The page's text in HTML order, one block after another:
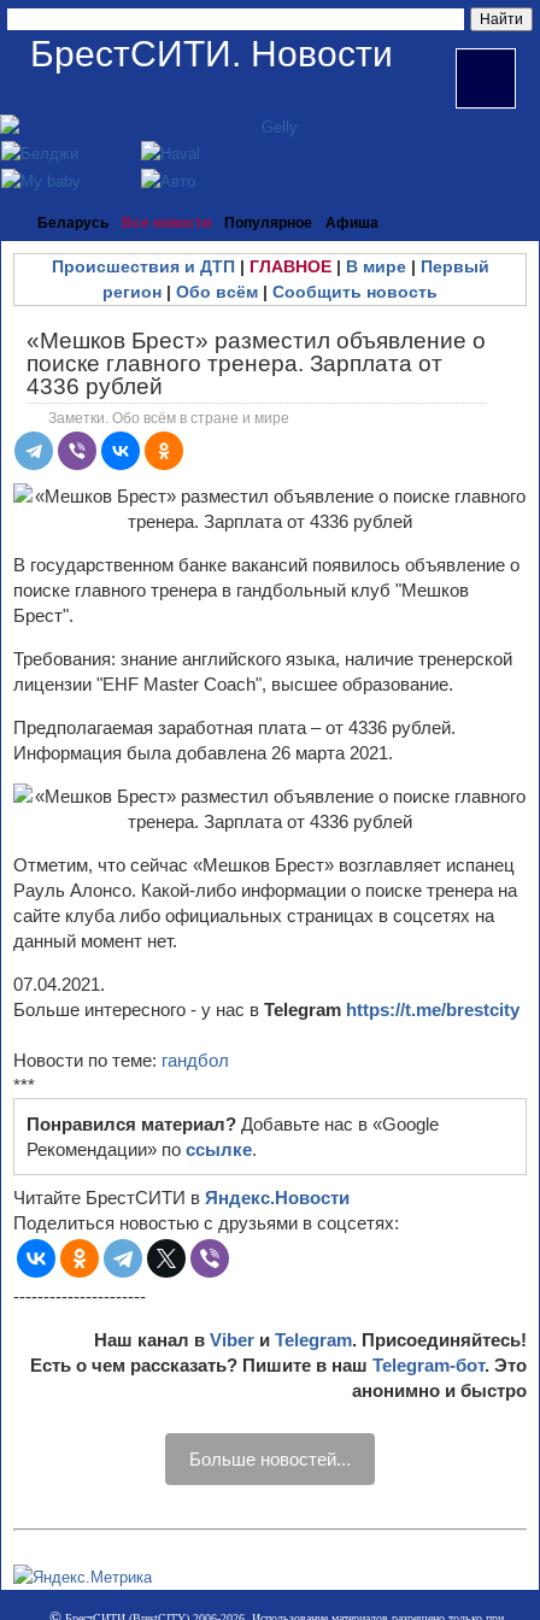
БрестСИТИ. Новости
Беларусь Все новости Популярное Афиша
Происшествия и ДТП| ГЛАВНОЕ| В мире| Первый
регион | Обо всём | Сообщить новость
«Мешков Брест» разместил объявление о
поиске главного тренера. Зарплата от
4336 рублей
Заметки. Обо всём в стране и мире
В государственном банке вакансий появилось объявление о
поиске главного тренера в гандбольный клуб "Мешков
Брест".
Требования: знание английского языка, наличие тренерской
лицензии "EHF Master Coach", высшее образование.
Предполагаемая заработная плата – от 4336 рублей.
Информация была добавлена 26 марта 2021.
Отметим, что сейчас «Мешков Брест» возглавляет испанец
Рауль Алонсо. Какой-либо информации о поиске тренера на
сайте клуба либо официальных страницах в соцсетях на
данный момент нет.
07.04.2021.
Больше интересного - у нас в Telegram https://t.me/brestcity
Новости по теме: гандбол
***
Понравился материал? Добавьте нас в «Google
Рекомендации» по ссылке.
Читайте БрестСИТИ в Яндекс.Новости
Поделиться новостью с друзьями в соцсетях:
----------------------
Наш канал в Viber и Telegram. Присоединяйтесь!
Есть о чем рассказать? Пишите в наш Telegram-бот. Это
анонимно и быстро
Больше новостей...